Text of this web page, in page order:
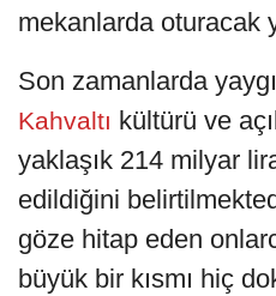
mekanlarda oturacak
Son zamanlarda
Kahvaltı kültürü ve
yaklaşık 214 milyar
edildiğini
göze hitap eden
büyük bir kısmı hiç